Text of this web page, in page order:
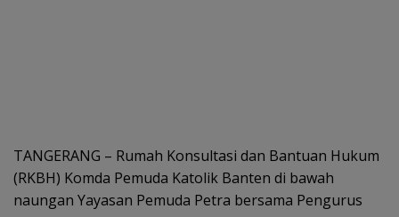
TANGERANG – Rumah Konsultasi dan Bantuan Hukum
(RKBH) Komda Pemuda Katolik Banten di bawah
naungan Yayasan Pemuda Petra bersama Pengurus